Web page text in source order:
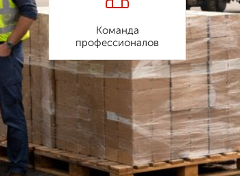
Команда
профессионалов